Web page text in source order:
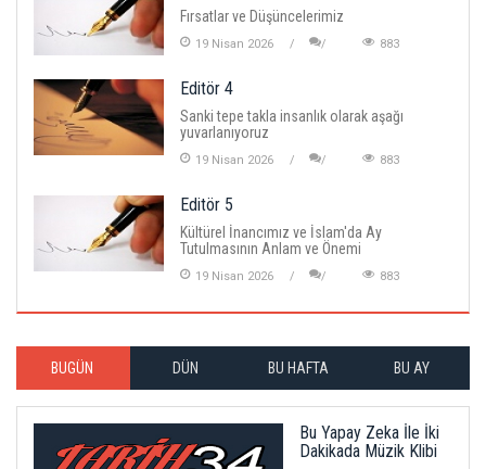
Fırsatlar ve Düşüncelerimiz
19 Nisan 2026 883
Editör 4
Sanki tepe takla insanlık olarak aşağı
yuvarlanıyoruz
19 Nisan 2026 883
Editör 5
Kültürel İnancımız ve İslam'da Ay
Tutulmasının Anlam ve Önemi
19 Nisan 2026 883
BUGÜN DÜN BU HAFTA BU AY
Bu Yapay Zeka İle İki
Dakikada Müzik Klibi